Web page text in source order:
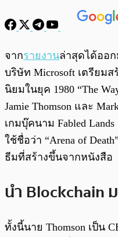
จากรายงานล่าสุดได้ออ
บริษัท Microsoft เตรียม
นิยมในยุค 1980 “The
Jamie Thomson และ
เกมบุ๊คนาม Fabled
ใช้ชื่อว่า “Arena of
ธีมที่สร้างขึ้นจากหนังสือ
นำ Blockchain
ทั้งนี้นาย Thomson เป็น